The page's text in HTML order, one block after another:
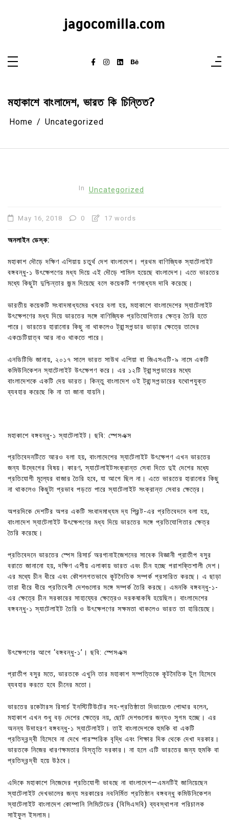
jagocomilla.com
মহাকাশে বাংলাদেশ, ভারত কি চিন্তিত?
Home Uncategorized
In Uncategorized
May 16, 2018 0 17 words
অনলাইন ডেস্ক:
মহাকাশ দৌড়ে দক্ষিণ এশিয়ায় চতুর্থ দেশ বাংলাদেশ। প্রথম বাণিজ্যিক স্যাটেলাইট
বঙ্গবন্ধু-১ উৎক্ষেপণের মধ্য দিয়ে এই দৌড়ে শামিল হয়েছে বাংলাদেশ। এতে ভারতের
মধ্যে কিছুটা দুশ্চিন্তার জন্ম দিয়েছে বলে কয়েকটি গণমাধ্যম দাবি করেছে।
ভারতীয় কয়েকটি সংবাদমাধ্যমের খবরে বলা হয়, মহাকাশে বাংলাদেশের স্যাটেলাইট
উৎক্ষেপণের মধ্য দিয়ে ভারতের সঙ্গে বাণিজ্যিক প্রতিযোগিতার ক্ষেত্র তৈরি হতে
পারে। ভারতের হারানোর কিছু না থাকলেও ট্রান্সপন্ডার ভাড়ার ক্ষেত্রে তাদের
একচেটিয়াত্ব আর নাও থাকতে পারে।
এনডিটিভি জানায়, ২০১৭ সালে ভারত সাউথ এশিয়া বা জিএসএটি-৯ নামে একটি
কমিউনিকেশন স্যাটেলাইট উৎক্ষেপণ করে। এর ১২টি ট্রান্সপন্ডারের মধ্যে
বাংলাদেশকে একটি দেয় ভারত। কিন্তু বাংলাদেশ ওই ট্রান্সপন্ডারের যথোপযুক্ত
ব্যবহার করেছে কি না তা জানা যায়নি।
মহাকাশে বঙ্গবন্ধু-১ স্যাটেলাইট। ছবি: স্পেসএক্স
প্রতিবেদনটিতে আরও বলা হয়, বাংলাদেশের স্যাটেলাইট উৎক্ষেপণ এখন ভারতের
জন্য উদ্বেগের বিষয়। কারণ, স্যাটেলাইটসংক্রান্ত সেবা দিতে দুই দেশের মধ্যে
প্রতিযোগী মূল্যের বাজার তৈরি হবে, যা আগে ছিল না। এতে ভারতের হারানোর কিছু
না থাকলেও কিছুটা প্রভাব পড়তে পারে স্যাটেলাইট সংক্রান্ত সেবার ক্ষেত্রে।
অপরদিকে দেশটির অপর একটি সংবাদমাধ্যম দ্য প্রিন্ট-এর প্রতিবেদনে বলা হয়,
বাংলাদেশ স্যাটেলাইট উৎক্ষেপণের মধ্য দিয়ে ভারতের সঙ্গে প্রতিযোগিতার ক্ষেত্র
তৈরি করেছে।
প্রতিবেদনে ভারতের স্পেস রিসার্চ অরগানাইজেশনের সাবেক বিজ্ঞানী প্রাতীপ বসুর
বরাতে জানানো হয়, দক্ষিণ এশীয় এলাকায় ভারত এবং চীন হচ্ছে পরাশক্তিশালী দেশ।
এর মধ্যে চীন ধীরে এবং কৌশলগতভাবে কূটনৈতিক সম্পর্ক প্রসারিত করছে। এ ছাড়া
তারা ধীরে ধীরে প্রতিবেশী দেশগুলোর সঙ্গে সম্পর্ক তৈরি করছে। এমনকি বঙ্গবন্ধু-১-
এর ক্ষেত্রে চীন সরকারের সাহায্যের ক্ষেত্রেও দরকষাকষি হয়েছিল। বাংলাদেশের
বঙ্গবন্ধু-১ স্যাটেলাইট তৈরি ও উৎক্ষেপণের সক্ষমতা থাকলেও ভারত তা হারিয়েছে।
উৎক্ষেপণের আগে ‘বঙ্গবন্ধু-১’। ছবি: স্পেসএক্স
প্রাতীপ বসুর মতে, ভারতকে এখুনি তার মহাকাশ সম্পত্তিকে কূটনৈতিক টুল হিসেবে
ব্যবহার করতে হবে চীনের মতো।
ভারতের রকেটারস রিসার্চ ইনস্টিটিউটের সহ-প্রতিষ্ঠাতা দিভায়েংশু পোদ্দার বলেন,
মহাকাশ এখন শুধু বড় দেশের ক্ষেত্রে নয়, ছোট দেশগুলোর জন্যও সুগম হচ্ছে। এর
অনন্য উদাহরণ বঙ্গবন্ধু-১ স্যাটেলাইট। তাই বাংলাদেশকে হুমকি বা একটি
প্রতিদ্বন্দ্বী হিসেবে না দেখে পারস্পরিক বৃদ্ধি এবং শিক্ষার দিক থেকে দেখা দরকার।
ভারতকে নিজের ধারণক্ষমতার বিস্তৃতি দরকার। না হলে এটি ভারতের জন্য হুমকি বা
প্রতিদ্বন্দ্বী হয়ে উঠবে।
এদিকে মহাকাশে নিজেদের প্রতিযোগী ভাবছে না বাংলাদেশ—এমনটিই জানিয়েছেন
স্যাটেলাইট দেখভালের জন্য সরকারের নবনির্মিত প্রতিষ্ঠান বঙ্গবন্ধু কমিউনিকেশন
স্যাটেলাইট বাংলাদেশ কোম্পানি লিমিটেডের (বিসিএসবি) ব্যবস্থাপনা পরিচালক
সাইফুল ইসলাম।